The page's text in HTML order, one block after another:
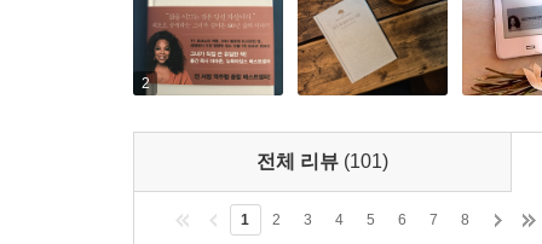
이 책을 통해 독자들은 우리 시대의 가장 뛰어
짜릿하고 의식을 고양하는, 강력한 힘을 내뿜는
곁에 놓고 몇 번이고 계속 펼치게 될, 그런 책이 될
2
전체 리뷰 (101)
1 2 3 4 5 6 7 8